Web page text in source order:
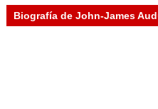
Biografía de John-James